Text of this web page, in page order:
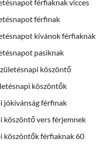
férfiaknak vicces
férfinak
kívánok férfiaknak
pasiknak
köszöntő
köszöntők
jókívánság férfinak
köszöntő vers férjemnek
köszöntők férfiaknak 60